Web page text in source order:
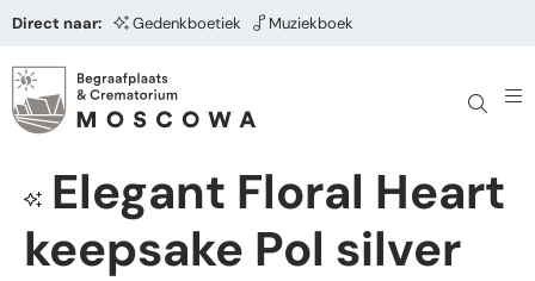
Direct naar: Gedenkboetiek Muziekboek
Elegant Floral Heart
keepsake Pol silver